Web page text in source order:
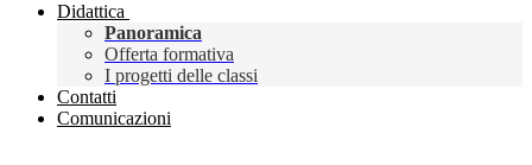
Didattica
Panoramica
Offerta formativa
I progetti delle classi
Contatti
Comunicazioni